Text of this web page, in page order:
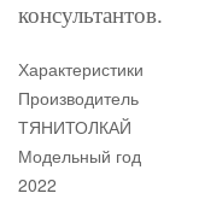
консультантов.
Характеристики
Производитель
ТЯНИТОЛКАЙ
Модельный год
2022